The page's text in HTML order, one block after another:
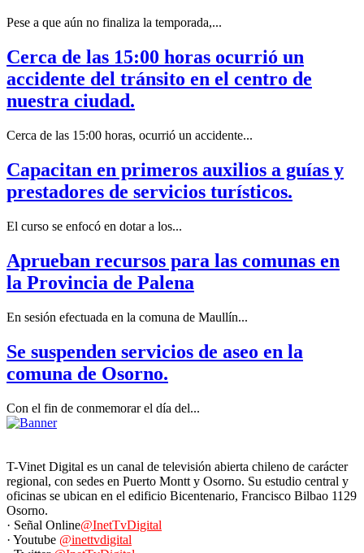
Pese a que aún no finaliza la temporada,...
Cerca de las 15:00 horas ocurrió un
accidente del tránsito en el centro de
nuestra ciudad.
Cerca de las 15:00 horas, ocurrió un accidente...
Capacitan en primeros auxilios a guías y
prestadores de servicios turísticos.
El curso se enfocó en dotar a los...
Aprueban recursos para las comunas en
la Provincia de Palena
En sesión efectuada en la comuna de Maullín...
Se suspenden servicios de aseo en la
comuna de Osorno.
Con el fin de conmemorar el día del...
T-Vinet Digital es un canal de televisión abierta chileno de carácter
regional, con sedes en Puerto Montt y Osorno. Su estudio central y
oficinas se ubican en el edificio Bicentenario, Francisco Bilbao 1129
Osorno.
· Señal Online@InetTvDigital
· Youtube @inettvdigital